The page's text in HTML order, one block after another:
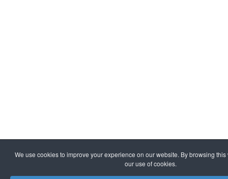
We use cookies to improve your experience on our website. By browsing
our use of cookies.